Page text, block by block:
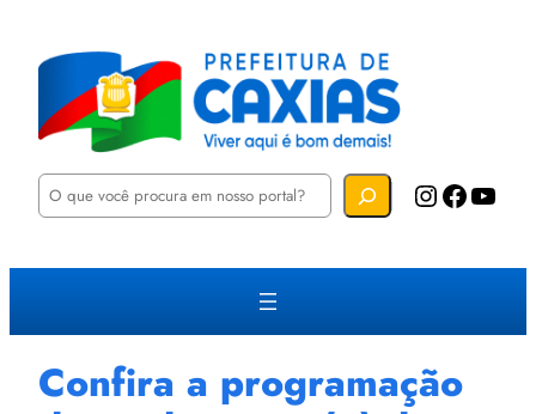
P
u
a
Instagram Facebook YouTube
Confira a programação